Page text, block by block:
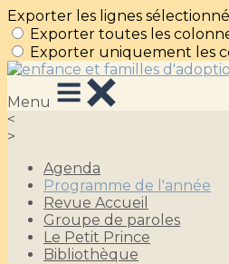
Exporter les lignes
Exporter toutes les
Exporter uniquement les
Menu
<
>
Agenda
Programme de l'année
Revue Accueil
Groupe de paroles
Le Petit Prince
Bibliothèque